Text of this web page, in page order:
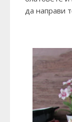
да направи